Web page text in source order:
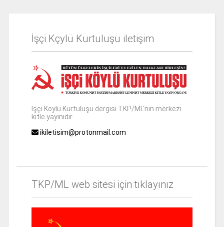
İşçi Kçylü Kurtuluşu iletişim
İşçi Köylü Kurtuluşu dergisi TKP/ML'nin merkezi
kitle yayınıdır.
ikiletisim@protonmail.com
TKP/ML web sitesi için tıklayınız